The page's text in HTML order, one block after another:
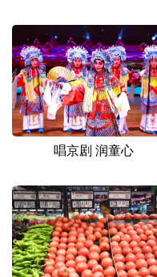
四川 贵州
陕西 甘肃
新疆 内蒙古
多语种频道
English Español
Русский язык
唱京剧 润童心